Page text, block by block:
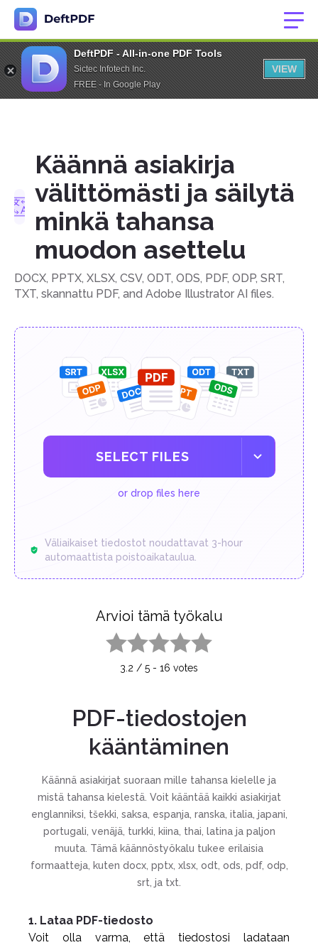
DeftPDF - All-in-one PDF Tools
Sictec Infotech Inc.
FREE - In Google Play
VIEW
Käännä asiakirja
välittömästi ja säilytä
minkä tahansa
muodon asettelu
DOCX, PPTX, XLSX, CSV, ODT, ODS, PDF, ODP, SRT,
TXT, skannattu PDF, and Adobe Illustrator AI files.
SELECT FILES
or drop files here
Väliaikaiset tiedostot noudattavat 3-hour
automaattista poistoaikataulua.
Arvioi tämä työkalu
3.2 / 5 - 16 votes
PDF-tiedostojen
kääntäminen
Käännä asiakirjat suoraan mille tahansa kielelle ja
mistä tahansa kielestä. Voit kääntää kaikki asiakirjat
englanniksi, tšekki, saksa, espanja, ranska, italia, japani,
portugali, venäjä, turkki, kiina, thai, latina ja paljon
muuta. Tämä käännöstyökalu tukee erilaisia
formaatteja, kuten docx, pptx, xlsx, odt, ods, pdf, odp,
srt, ja txt.
1. Lataa PDF-tiedosto
Voit olla varma, että tiedostosi ladataan